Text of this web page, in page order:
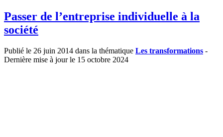
Passer de l’entreprise individuelle à la
société
Publié le 26 juin 2014 dans la thématique Les transformations -
Dernière mise à jour le 15 octobre 2024